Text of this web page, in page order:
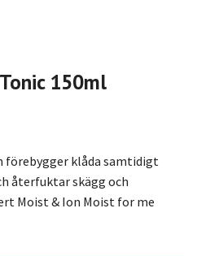
150ml
förebygger klåda samtidigt
återfuktar skägg och
Moist & Ion Moist for me